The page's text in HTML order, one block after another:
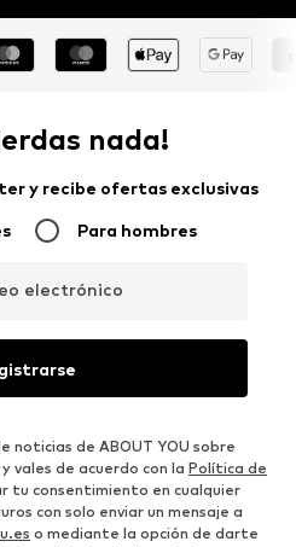
nada!
y recibe ofertas exclusivas
Para hombres
electrónico
noticias de ABOUT YOU sobre
vales de acuerdo con la Política de
tu consentimiento en cualquier
con solo enviar un mensaje a
o mediante la opción de darte